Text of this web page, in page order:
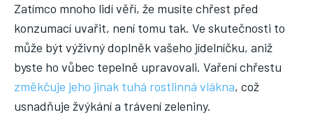
Zatímco mnoho lidí věří, že musíte chřest před
konzumací uvařit, není tomu tak. Ve skutečnosti to
může být výživný doplněk vašeho jídelníčku, aniž
byste ho vůbec tepelně upravovali. Vaření chřestu
změkčuje jeho jinak tuhá rostlinná vlákna, což
usnadňuje žvýkání a trávení zeleniny.